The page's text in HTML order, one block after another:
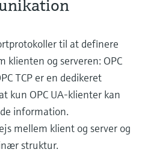
til at definere
og serveren: OPC
TCP er en dedikeret
kun OPC UA-klienter kan
information.
mellem klient og server og
struktur.